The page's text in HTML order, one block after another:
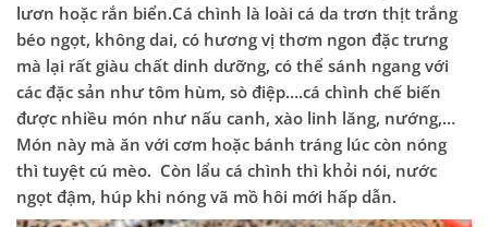
lươn hoặc rắn biển.Cá chình là loài cá da trơn thịt trắng
béo ngọt, không dai, có hương vị thơm ngon đặc trưng
mà lại rất giàu chất dinh dưỡng, có thể sánh ngang với
các đặc sản như tôm hùm, sò điệp….cá chình chế biến
được nhiều món như nấu canh, xào linh lăng, nướng,…
Món này mà ăn với cơm hoặc bánh tráng lúc còn nóng
thì tuyệt cú mèo. Còn lẩu cá chình thì khỏi nói, nước
ngọt đậm, húp khi nóng vã mồ hôi mới hấp dẫn.